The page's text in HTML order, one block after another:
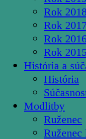
Rok 2018
Rok
Rok
Rok 2015
História a
História
Modlitby
Ruženec
Ruženec